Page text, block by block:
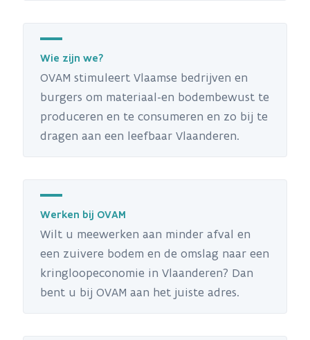
Wie zijn we?
OVAM stimuleert Vlaamse bedrijven en
burgers om materiaal-en bodembewust te
produceren en te consumeren en zo bij te
dragen aan een leefbaar Vlaanderen.
Werken bij OVAM
Wilt u meewerken aan minder afval en
een zuivere bodem en de omslag naar een
kringloopeconomie in Vlaanderen? Dan
bent u bij OVAM aan het juiste adres.